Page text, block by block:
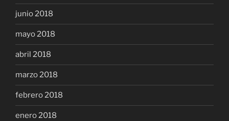
junio 2018
mayo 2018
abril 2018
marzo 2018
febrero 2018
enero 2018